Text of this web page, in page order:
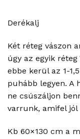
Derékalj
Két réteg vászon
úgy az egyik
ebbe kerül az 1-
puhább legyen. A
ne csúszáljon
varrunk, amifel
Kb 60×130 cm a